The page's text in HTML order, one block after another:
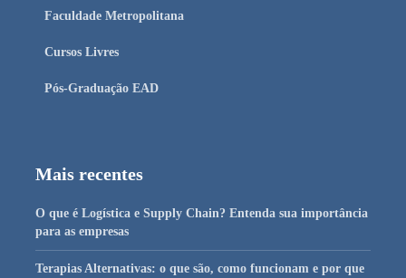
Faculdade Metropolitana
Cursos Livres
Pós-Graduação EAD
Mais recentes
O que é Logística e Supply Chain? Entenda sua importância
para as empresas
Terapias Alternativas: o que são, como funcionam e por que